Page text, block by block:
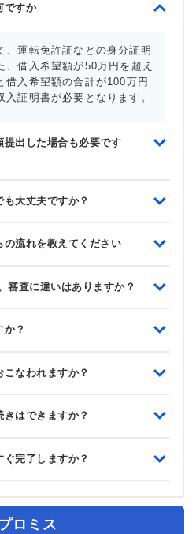
ですか
、運転免許証などの身分証明
、借入希望額が50万円を超え
借入希望額の合計が100万円
入証明書が必要となります。
出した場合も必要です
大丈夫ですか？
の流れを教えてください
審査に違いはありますか？
？
なわれますか？
はできますか？
完了しますか？
ロミス